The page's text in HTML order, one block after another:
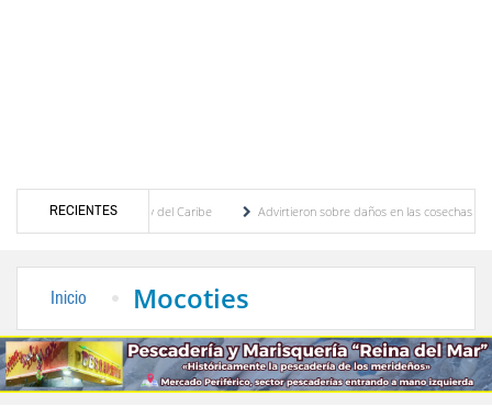
RECIENTES
y del Caribe
Advirtieron sobre daños en las cosechas de los Andes ante
Inicio Mocoties